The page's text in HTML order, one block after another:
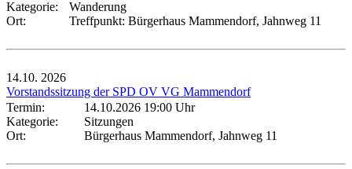
Kategorie:
Wanderung
Ort:
Treffpunkt: Bürgerhaus Mammendorf, Jahnweg 11
14.10. 2026
Vorstandssitzung der SPD OV VG Mammendorf
Termin:
14.10.2026 19:00 Uhr
Kategorie:
Sitzungen
Ort:
Bürgerhaus Mammendorf, Jahnweg 11